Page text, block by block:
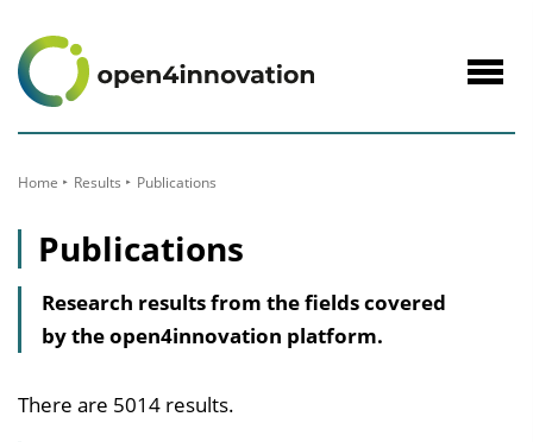
Content
Home Results Publications
Publications
Research results from the fields covered
by the open4innovation platform.
There are 5014 results.